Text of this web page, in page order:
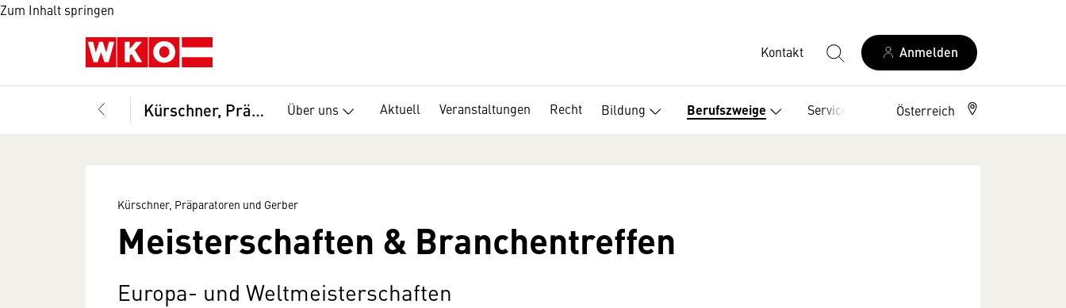
Zum Inhalt springen
Kontakt Anmelden
Kürschner, Präparatoren und Gerber Über uns Aktuell Veranstaltungen Recht Bildung Berufszweige Service Österreich
Kürschner, Präparatoren und Gerber
Meisterschaften & Branchentreffen
Europa- und Weltmeisterschaften